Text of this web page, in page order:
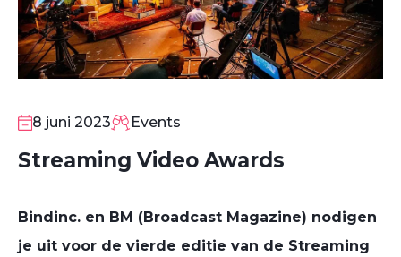
JUN8 juni 2023 Events
Streaming Video Awards
Bindinc. en BM (Broadcast Magazine) nodigen
je uit voor de vierde editie van de Streaming